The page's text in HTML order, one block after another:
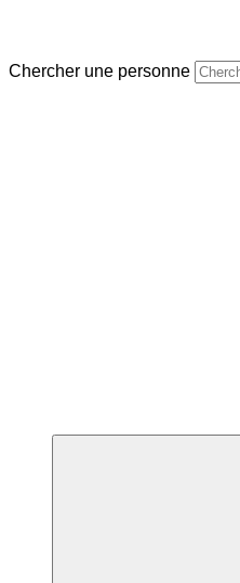
Chercher une personne